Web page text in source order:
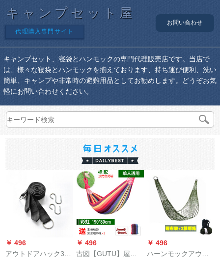
キャンプセット屋
代理購入専門サイト
お問い合わせ
キャンプセット、寝袋とハンモックの専門代理販売店です。当店で
は、様々な寝袋とハンモックを揃えております、持ち運び便利、洗い
簡単、キャンプや非常時の避難用品としてお勧めします。どうぞお気
軽にお問い合わせください。
￥ 496
アウトドアハック3メ
￥ 496
古図【GUTU】屋外
￥ 496
ハーンモックアウト